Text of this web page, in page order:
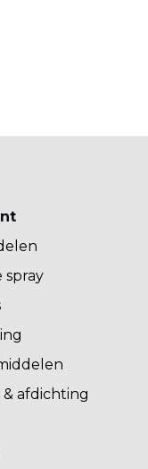
spray
afdichting